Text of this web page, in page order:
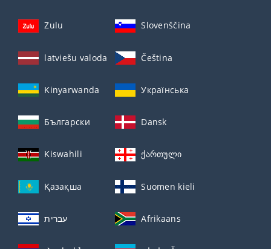
Zulu Slovenščina
latviešu valoda Čeština
Kinyarwanda Українська
Български Dansk
Kiswahili ქართული
Қазақша Suomen kieli
עברית Afrikaans